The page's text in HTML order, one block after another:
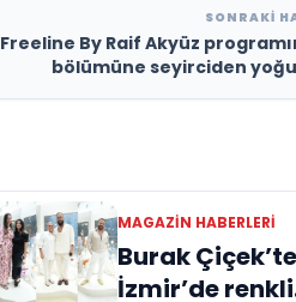
SONRAKI
Freeline By Raif Akyüz
bölümüne seyirciden
MAGAZIN HABERLERI
Burak
İzmir’de renkli